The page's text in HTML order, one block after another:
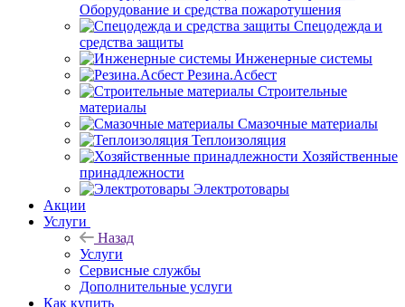
Оборудование и средства пожаротушения
Спецодежда и
средства защиты
Инженерные системы
Резина.Асбест
Строительные
материалы
Смазочные материалы
Теплоизоляция
Хозяйственные
принадлежности
Электротовары
Акции
Услуги
Назад
Услуги
Сервисные службы
Дополнительные услуги
Как купить